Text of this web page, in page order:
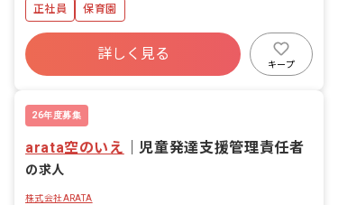
正社員 保育園
詳しく見る
キープ
26年度募集
arata空のいえ ｜児童発達支援管理責任者
の求人
株式会社ARATA